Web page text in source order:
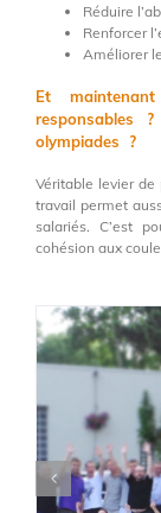
Réduire
Renforcer
Améliorer
Et
responsables
olympiades ?
Véritable levier
travail permet
salariés. C’est
cohésion aux